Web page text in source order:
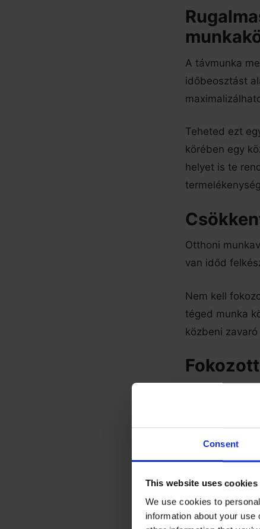
Consent
This website uses cookies
We use cookies to
information about your
A távmunka
időbeosztást
Teheted ezt
körében egy
helyet is te
Otthoni
van időd
Nem kell
téged munka
közbeni
hatalmas
A drága vagy
ha távoli